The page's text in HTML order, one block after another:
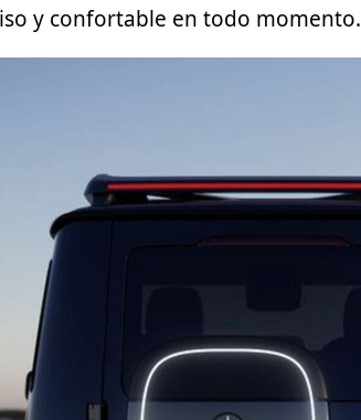
y confortable en todo momento.